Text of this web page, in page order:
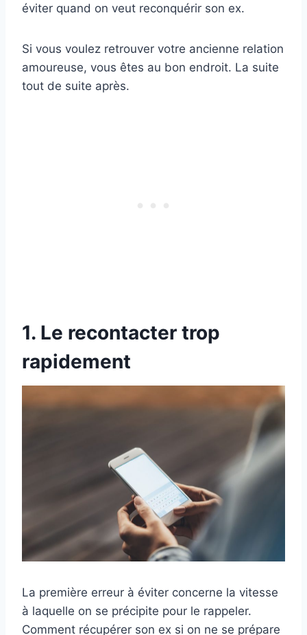
éviter quand on veut reconquérir son ex.
Si vous voulez retrouver votre ancienne relation
amoureuse, vous êtes au bon endroit. La suite
tout de suite après.
1. Le recontacter trop
rapidement
La première erreur à éviter concerne la vitesse
à laquelle on se précipite pour le rappeler.
Comment récupérer son ex si on ne se prépare